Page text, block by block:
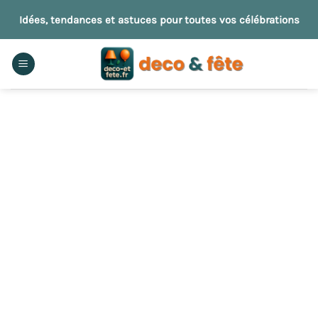
contenu
Idées, tendances et astuces pour toutes vos célébrations